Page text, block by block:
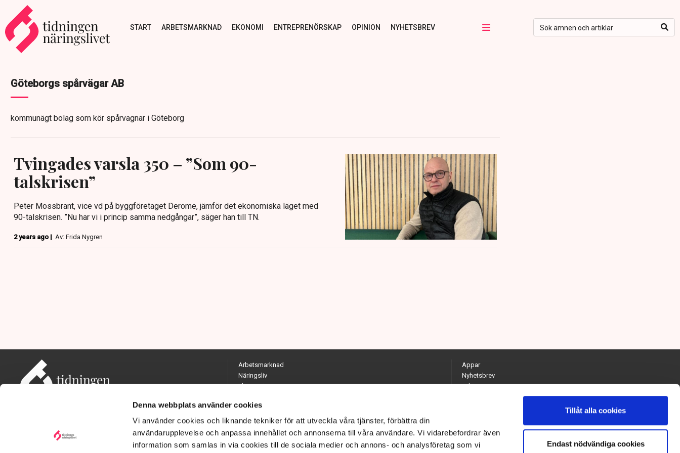
Denna webbplats använder cookies
Vi använder cookies och liknande tekniker för att utveckla våra tjänster, förbättra din
användarupplevelse och anpassa innehållet och annonserna till våra användare. Vi vidarebefordrar även
information som samlas in via cookies till de sociala medier och annons- och analysföretag som vi
Tillåt alla cookies
Endast nödvändiga cookies
START ARBETSMARKNAD EKONOMI ENTREPRENÖRSKAP OPINION NYHETSBREV
Göteborgs spårvägar AB
kommunägt bolag som kör spårvagnar i Göteborg
Tvingades varsla 350 – ”Som 90-
talskrisen”
Peter Mossbrant, vice vd på byggföretaget Derome, jämför det ekonomiska läget med
90-talskrisen. ”Nu har vi i princip samma nedgångar”, säger han till TN.
2 years ago | Av: Frida Nygren
Adress: Tidningen Näringslivet, 114 82 Stockholm
Arbetsmarknad
Näringsliv
Ekonomi
Opinion
Hållbarhet
Utrikes
Quiz
Appar
Nyhetsbrev
Arkiv
Kontakta redaktionen
Chefredaktör och ansvarig utgivare: